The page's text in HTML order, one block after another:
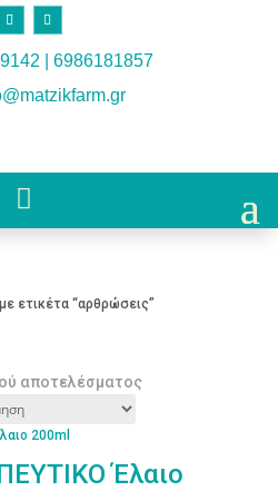
| 6986181857

ετικέτα “αρθρώσεις”
αποτελέσματος
Έλαιο